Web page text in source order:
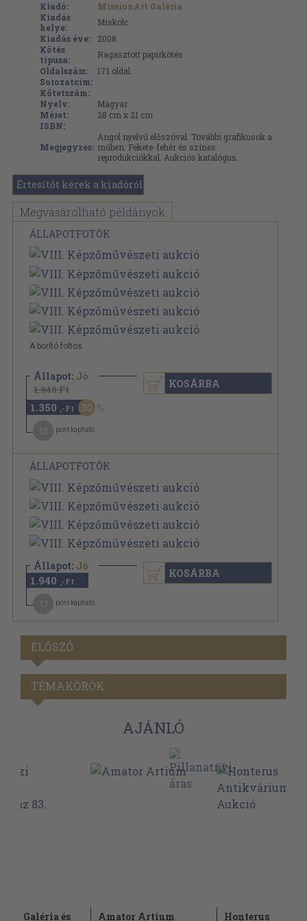
Kiadó:
MissionArt Galéria
Kiadás
helye:
Miskolc
Kiadás éve:
2008
Kötés
típusa:
Ragasztott papírkötés
Oldalszám:
171 oldal
Sorozatcím:
Kötetszám:
Nyelv:
Magyar
Méret:
28 cm x 21 cm
ISBN:
Megjegyzés:
Angol nyelvű előszóval. További grafikusok a
műben. Fekete-fehér és színes
reprodukciókkal. Aukciós katalógus.
Értesítőt kérek a kiadóról
Megvásárolható példányok
ÁLLAPOTFOTÓK
A borító foltos.
Állapot: Jó
1.940 Ft
1.350 ,-Ft 30
pont kapható
KOSÁRBA
ÁLLAPOTFOTÓK
Állapot: Jó
1.940 ,-Ft
pont kapható
KOSÁRBA
ELŐSZÓ
TÉMAKÖRÖK
AJÁNLÓ
Galéria és
Amator Artium
Honterus